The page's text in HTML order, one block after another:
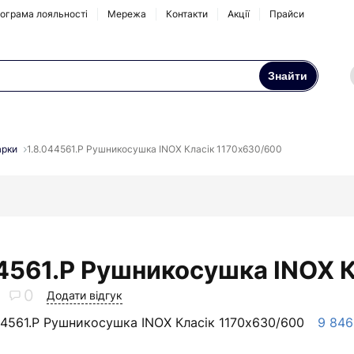
лояльності Мережа Контакти Акції Прайси
Знайти
1.8.044561.P Рушникосушка INOX Класік 1170х630/600
Рушникосушка INOX
0 Додати відгук
Рушникосушка INOX Класік 1170х630/600 9